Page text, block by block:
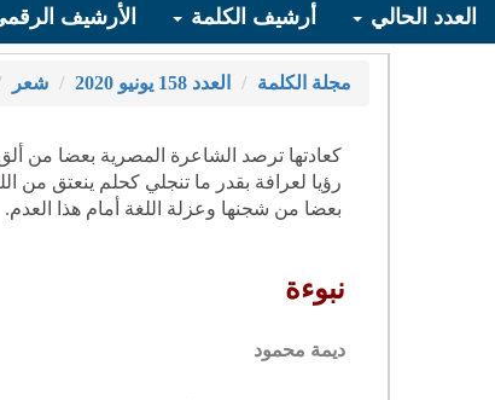
العدد الحالي أرشيف الكلمة الأرشيف
مجلة الكلمة العدد 158 يونيو 2020 شعر
كعادتها ترصد الشاعرة المصرية بعضا من
رؤيا لعرافة بقدر ما تنجلي كحلم ينعتق من
بعضا من شجنها وعزلة اللغة أمام هذا العدم.
نبوءة
ديمة محمود